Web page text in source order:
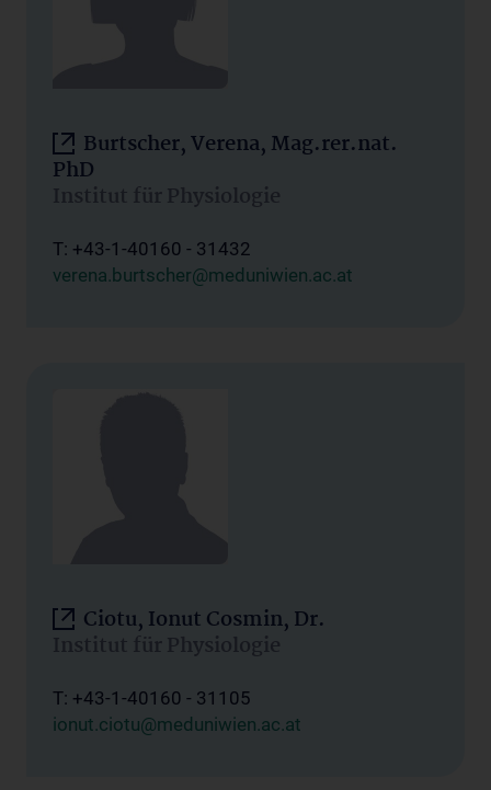
Burtscher, Verena, Mag.rer.nat.
PhD
Institut für Physiologie
T: +43-1-40160 - 31432
verena.burtscher@meduniwien.ac.at
Ciotu, Ionut Cosmin, Dr.
Institut für Physiologie
T: +43-1-40160 - 31105
ionut.ciotu@meduniwien.ac.at